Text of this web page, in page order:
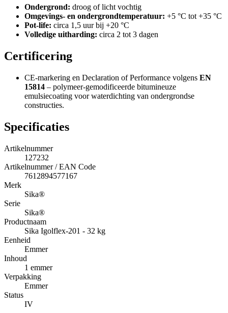
Ondergrond: droog of licht vochtig
Omgevings- en ondergrondtemperatuur: +5 °C tot +35 °C
Pot-life: circa 1,5 uur bij +20 °C
Volledige uitharding: circa 2 tot 3 dagen
Certificering
CE-markering en Declaration of Performance volgens EN
15814 – polymeer-gemodificeerde bitumineuze
emulsiecoating voor waterdichting van ondergrondse
constructies.
Specificaties
Artikelnummer
127232
Artikelnummer / EAN Code
7612894577167
Merk
Sika®
Serie
Sika®
Productnaam
Sika Igolflex-201 - 32 kg
Eenheid
Emmer
Inhoud
1 emmer
Verpakking
Emmer
Status
IV